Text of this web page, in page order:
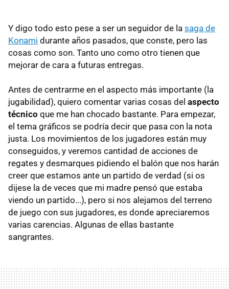
Y digo todo esto pese a ser un seguidor de la saga de
Konami durante años pasados, que conste, pero las
cosas como son. Tanto uno como otro tienen que
mejorar de cara a futuras entregas.
Antes de centrarme en el aspecto más importante (la
jugabilidad), quiero comentar varias cosas del aspecto
técnico que me han chocado bastante. Para empezar,
el tema gráficos se podría decir que pasa con la nota
justa. Los movimientos de los jugadores están muy
conseguidos, y veremos cantidad de acciones de
regates y desmarques pidiendo el balón que nos harán
creer que estamos ante un partido de verdad (si os
dijese la de veces que mi madre pensó que estaba
viendo un partido...), pero si nos alejamos del terreno
de juego con sus jugadores, es donde apreciaremos
varias carencias. Algunas de ellas bastante
sangrantes.